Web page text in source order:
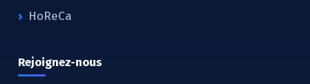
HoReCa
Rejoignez-nous